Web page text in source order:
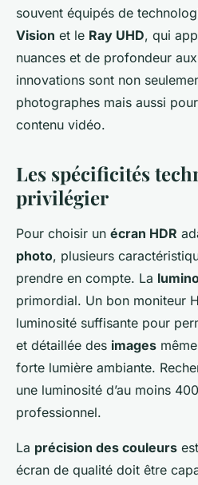
souvent équipés de
Vision et le Ray UHD, qui
nuances et de profondeur aux
innovations sont non
photographes mais aussi
contenu vidéo.
Les spécificités
privilégier
Pour choisir un écran HDR
photo, plusieurs
prendre en compte. La
primordial. Un bon moniteur
luminosité suffisante pour
et détaillée des images
forte lumière ambiante.
une luminosité d’au moins
professionnel.
La précision des couleurs
écran de qualité doit être